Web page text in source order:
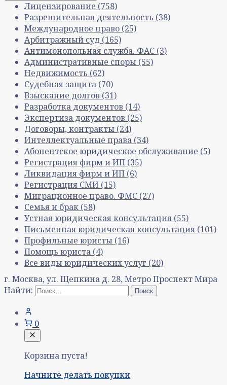
Лицензирование (758)
Разрешительная деятельность (38)
Международное право (25)
Арбитражный суд (165)
Антимонопольная служба. ФАС (3)
Административные споры (55)
Недвижимость (62)
Судебная защита (70)
Взыскание долгов (31)
Разработка документов (14)
Экспертиза документов (25)
Договоры, контракты (24)
Интеллектуальные права (34)
Абонентское юридическое обслуживание (5)
Регистрация фирм и ИП (35)
Ликвидация фирм и ИП (6)
Регистрация СМИ (15)
Миграционное право. ФМС (27)
Семья и брак (58)
Устная юридическая консультация (55)
Письменная юридическая консультация (101)
Профильные юристы (16)
Помощь юриста (4)
Все виды юридических услуг (20)
г. Москва, ул. Щепкина д. 28, Метро Проспект Мира
Найти:
0
Корзина пуста!
Начните делать покупки